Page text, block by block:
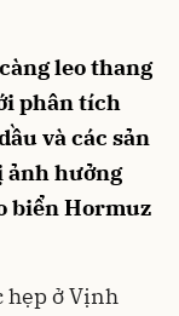
leo thang
phân tích
và các sản
ảnh hưởng
biển Hormuz
hẹp ở Vịnh
Gửi